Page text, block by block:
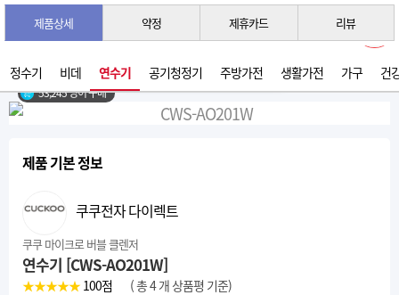
정수기 비데 연수기 공기청정기 주방가전 생활가전 가구 건
제품상세 약정 제휴카드 리뷰
3초 간편 견적 받기 →
2026년 07월 생산
53,245 명이 구매
제품 기본 정보
쿠쿠전자 다이렉트
쿠쿠 마이크로 버블 클렌저
연수기 [CWS-AO201W]
★★★★★ 100점 ( 총 4 개 상품평 기준)